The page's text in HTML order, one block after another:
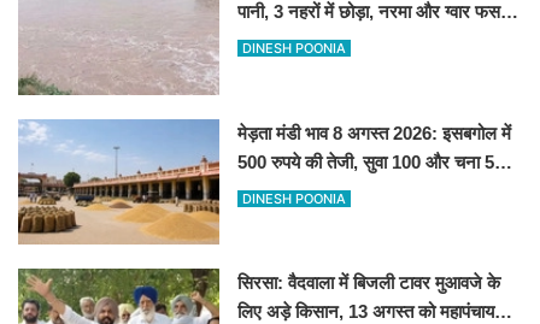
पानी, 3 नहरों में छोड़ा, नरमा और ग्वार फसल
को फायदा
DINESH POONIA
मेड़ता मंडी भाव 8 अगस्त 2026: इसबगोल में
500 रुपये की तेजी, सुवा 100 और चना 50
रूपए मंदे
DINESH POONIA
सिरसा: वैदवाला में बिजली टावर मुआवजे के
लिए अड़े किसान, 13 अगस्त को महापंचायत